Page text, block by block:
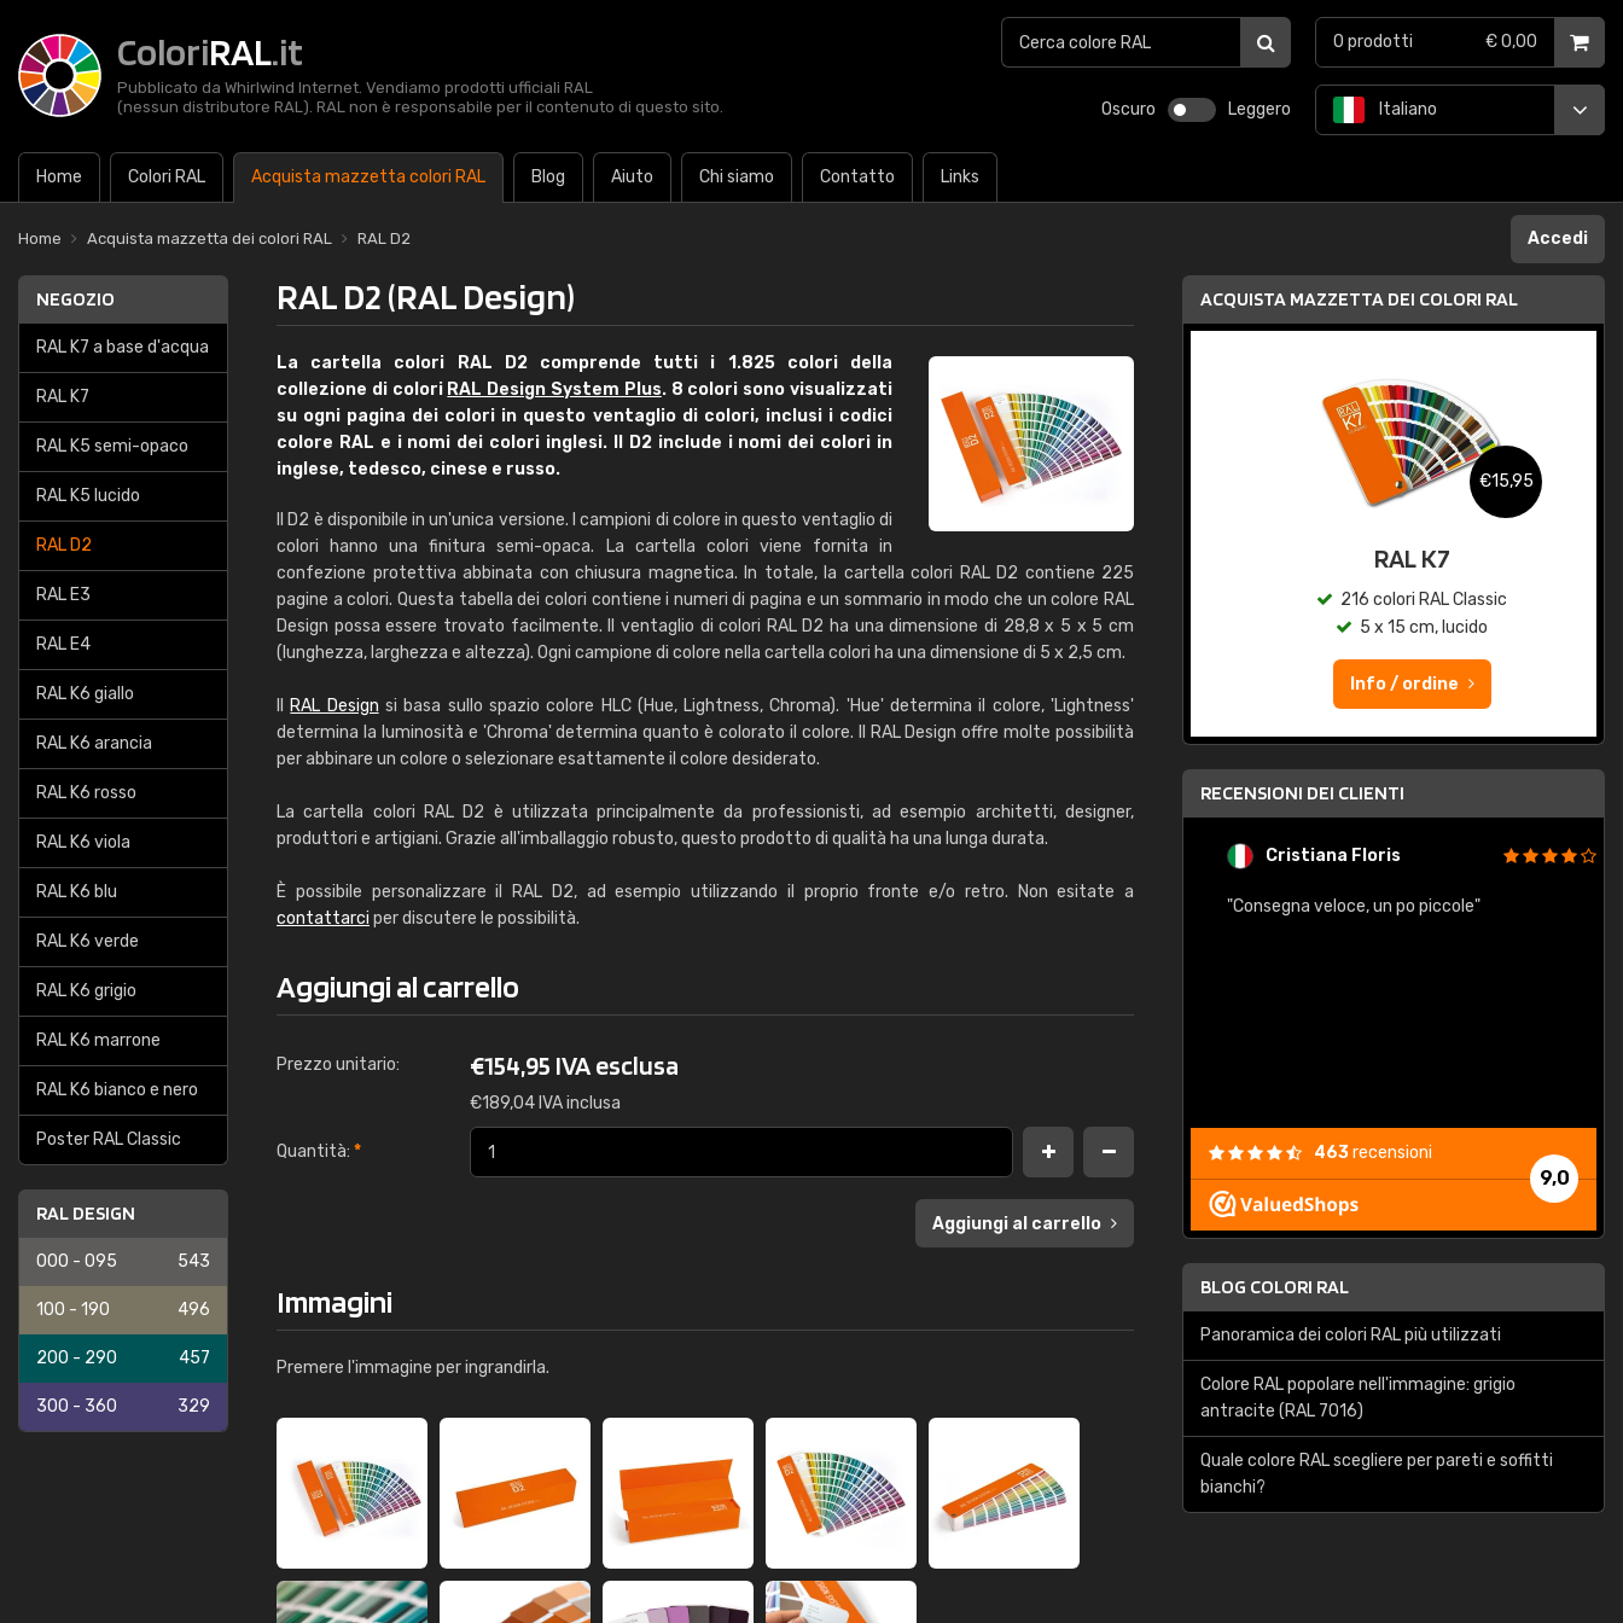
ColoriRAL.it
Pubblicato da Whirlwind Internet. Vendiamo prodotti ufficiali RAL
(nessun distributore RAL). RAL non è responsabile per il contenuto di questo sito.
Oscuro Leggero
Home Colori RAL Acquista mazzetta colori RAL Blog Aiuto Chi siamo Contatto Links
Italiano
0 prodotti € 0,00
Home Acquista mazzetta dei colori RAL RAL D2 Accedi
NEGOZIO
RAL K7 a base d'acqua
RAL K7
RAL K5 semi-opaco
RAL K5 lucido
RAL D2
RAL E3
RAL E4
RAL K6 giallo
RAL K6 arancia
RAL K6 rosso
RAL K6 viola
RAL K6 blu
RAL K6 verde
RAL K6 grigio
RAL K6 marrone
RAL K6 bianco e nero
Poster RAL Classic
RAL DESIGN
000 - 095 543
100 - 190 496
200 - 290 457
300 - 360 329
RAL D2 (RAL Design)
La cartella colori RAL D2 comprende tutti i 1.825 colori della
collezione di colori RAL Design System Plus. 8 colori sono visualizzati
su ogni pagina dei colori in questo ventaglio di colori, inclusi i codici
colore RAL e i nomi dei colori inglesi. Il D2 include i nomi dei colori in
inglese, tedesco, cinese e russo.
Il D2 è disponibile in un'unica versione. I campioni di colore in questo ventaglio di
colori hanno una finitura semi-opaca. La cartella colori viene fornita in
confezione protettiva abbinata con chiusura magnetica. In totale, la cartella colori RAL D2 contiene 225
pagine a colori. Questa tabella dei colori contiene i numeri di pagina e un sommario in modo che un colore RAL
Design possa essere trovato facilmente. Il ventaglio di colori RAL D2 ha una dimensione di 28,8 x 5 x 5 cm
(lunghezza, larghezza e altezza). Ogni campione di colore nella cartella colori ha una dimensione di 5 x 2,5 cm.
RAL Design si basa sullo spazio colore HLC (Hue, Lightness, Chroma). 'Hue' determina il colore, 'Lightness'
determina la luminosità e 'Chroma' determina quanto è colorato il colore. Il RAL Design offre molte possibilità
per abbinare un colore o selezionare esattamente il colore desiderato.
La cartella colori RAL D2 è utilizzata principalmente da professionisti, ad esempio architetti, designer,
produttori e artigiani. Grazie all'imballaggio robusto, questo prodotto di qualità ha una lunga durata.
È possibile personalizzare il RAL D2, ad esempio utilizzando il proprio fronte e/o retro. Non esitate a
contattarci per discutere le possibilità.
Aggiungi al carrello
Prezzo unitario: €154,95 IVA esclusa
€189,04 IVA inclusa
Quantità: *
Aggiungi al carrello
Immagini
Premere l'immagine per ingrandirla.
ACQUISTA MAZZETTA DEI COLORI RAL
€15,95
RAL K7 a base d'acqua
216 colori RAL Classic
5 x 15 cm, lucido
€15,95
RAL K7
216 colori RAL Classic
5 x 15 cm, lucido
Info / ordine
RECENSIONI DEI CLIENTI
"buon servizio"
Cristiana Floris
"Consegna veloce, un po piccole"
9,0
463recensioni
BLOG COLORI RAL
Panoramica dei colori RAL più utilizzati
Colore RAL popolare nell'immagine: grigio
antracite (RAL 7016)
Quale colore RAL scegliere per pareti e soffitti
bianchi?